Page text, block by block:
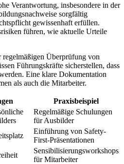
Verantwortung, insbesondere in der
sorgfältig
gewissenhaft erfüllen.
führen, wie aktuelle Urteile
Überprüfung von
Führungskräfte sicherstellen, dass
Eine klare Dokumentation
als auch die Mitarbeiter.
Praxisbeispiel
Regelmäßige Schulungen
für Ausbilder
Einführung von Safety-
First-Präsentationen
Sensibilisierungsworkshops
für Mitarbeiter